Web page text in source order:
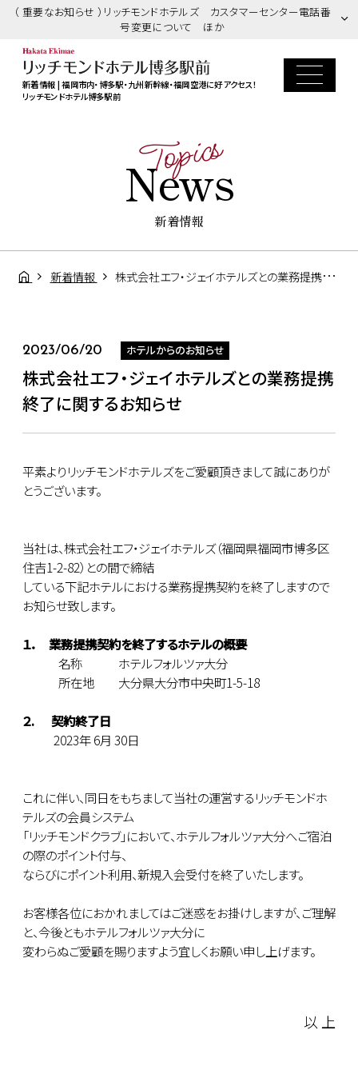
（ 重要なお知らせ ）リッチモンドホテルズ カスタマーセンター電話番
号変更について ほか
新着情報 | 福岡市内・博多駅・九州新幹線・福岡空港に好アクセス！
リッチモンドホテル博多駅前
News
Topics
新着情報
新着情報 株式会社エフ・ジェイホテルズとの業務提携終了に関するお知らせ
2023/06/20 ホテルからのお知らせ
株式会社エフ・ジェイホテルズとの業務提携
終了に関するお知らせ
平素よりリッチモンドホテルズをご愛顧頂きまして誠にありが
とうございます。
当社は、株式会社エフ・ジェイホテルズ（福岡県福岡市博多区
住吉1-2-82）との間で締結
している下記ホテルにおける業務提携契約を終了しますので
お知らせ致します。
１． 業務提携契約を終了するホテルの概要
名称 ホテルフォルツァ大分
所在地 大分県大分市中央町1-5-18
２. 契約終了日
2023年 6月 30日
これに伴い、同日をもちまして当社の運営するリッチモンドホ
テルズの会員システム
「リッチモンドクラブ」において、ホテルフォルツァ大分へご宿泊
の際のポイント付与、
ならびにポイント利用、新規入会受付を終了いたします。
お客様各位におかれましてはご迷惑をお掛けしますが、ご理解
と、今後ともホテルフォルツァ大分に
変わらぬご愛顧を賜りますよう宜しくお願い申し上げます。
以 上